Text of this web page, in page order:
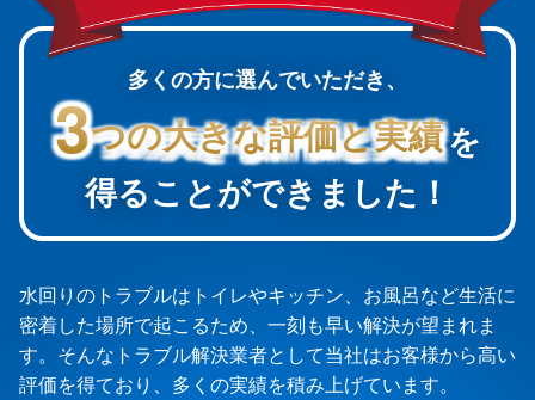
多くの方に選んでいただき、
3
3つの大きな評価と実績
つの大きな評価と実績を
得ることができました！
水回りのトラブルはトイレやキッチン、お風呂など生活に
密着した場所で起こるため、一刻も早い解決が望まれま
す。そんなトラブル解決業者として当社はお客様から高い
評価を得ており、多くの実績を積み上げています。